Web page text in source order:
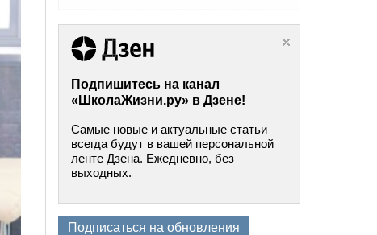
Подпишитесь на канал
«ШколаЖизни.ру» в Дзене!
Самые новые и актуальные статьи
всегда будут в вашей персональной
ленте Дзена. Ежедневно, без
выходных.
Подписаться на обновления